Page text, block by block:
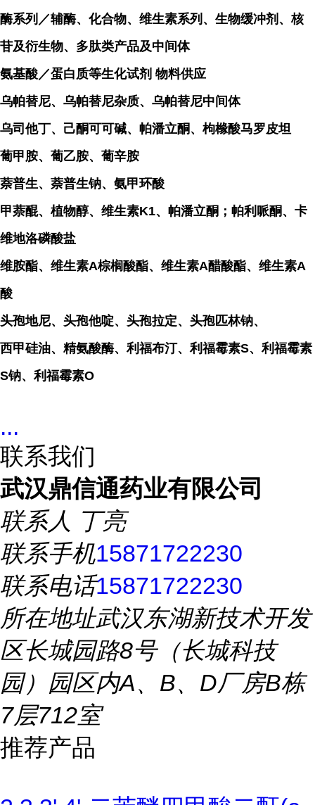
酶系列／辅酶、化合物、维生素系列、生物缓冲剂、核
苷及衍生物、多肽类产品及中间体
氨基酸／蛋白质等生化试剂 物料供应
乌帕替尼、乌帕替尼杂质、乌帕替尼中间体
乌司他丁、己酮可可碱、帕潘立酮、枸橼酸马罗皮坦
葡甲胺、葡乙胺、葡辛胺
萘普生、萘普生钠、氨甲环酸
甲萘醌、植物醇、维生素K1、帕潘立酮；帕利哌酮、卡
维地洛磷酸盐
维胺酯、维生素A棕榈酸酯、维生素A醋酸酯、维生素A
酸
头孢地尼、头孢他啶、头孢拉定、头孢匹林钠、
西甲硅油、精氨酸酶、利福布汀、利福霉素S、利福霉素
S钠、利福霉素O
...
联系我们
武汉鼎信通药业有限公司
联系人 丁亮
联系手机15871722230
联系电话15871722230
所在地址武汉东湖新技术开发
区长城园路8号（长城科技
园）园区内A、B、D厂房B栋
7层712室
推荐产品